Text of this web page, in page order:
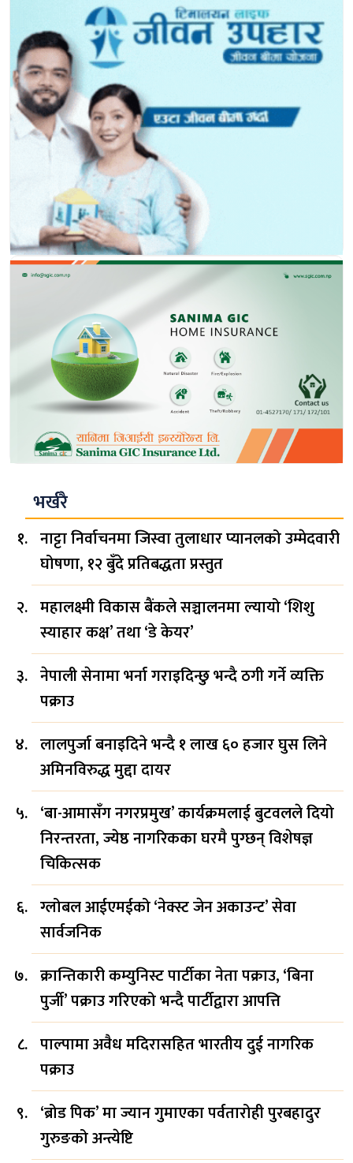
भर्खरै
नाट्टा निर्वाचनमा जिस्वा तुलाधार प्यानलको उम्मेदवारी
घोषणा, १२ बुँदे प्रतिबद्धता प्रस्तुत
महालक्ष्मी विकास बैंकले सञ्चालनमा ल्यायो ‘शिशु
स्याहार कक्ष’ तथा ‘डे केयर’
नेपाली सेनामा भर्ना गराइदिन्छु भन्दै ठगी गर्ने व्यक्ति
पक्राउ
लालपुर्जा बनाइदिने भन्दै १ लाख ६० हजार घुस लिने
अमिनविरुद्ध मुद्दा दायर
‘बा-आमासँग नगरप्रमुख’ कार्यक्रमलाई बुटवलले दियो
निरन्तरता, ज्येष्ठ नागरिकका घरमै पुग्छन् विशेषज्ञ
चिकित्सक
ग्लोबल आईएमईको ‘नेक्स्ट जेन अकाउन्ट’ सेवा
सार्वजनिक
क्रान्तिकारी कम्युनिस्ट पार्टीका नेता पक्राउ, ‘बिना
पुर्जी’ पक्राउ गरिएको भन्दै पार्टीद्वारा आपत्ति
पाल्पामा अवैध मदिरासहित भारतीय दुई नागरिक
पक्राउ
‘ब्रोड पिक’ मा ज्यान गुमाएका पर्वतारोही पुरबहादुर
गुरुङको अन्त्येष्टि